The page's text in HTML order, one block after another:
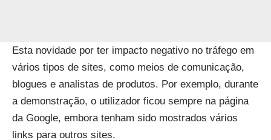
Esta novidade por ter impacto negativo no tráfego em
vários tipos de sites, como meios de comunicação,
blogues e analistas de produtos. Por exemplo, durante
a demonstração, o utilizador ficou sempre na página
da Google, embora tenham sido mostrados vários
links para outros sites.